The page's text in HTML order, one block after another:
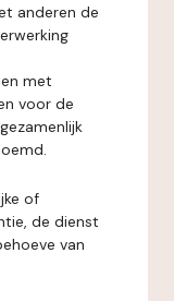
anderen de
met
voor de
of
de dienst
van